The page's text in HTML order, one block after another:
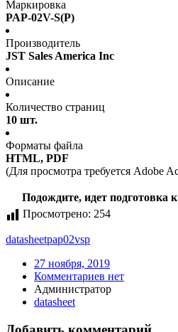
Маркировка
PAP-02V-S(P)
Производитель
JST Sales America Inc
Описание
Количество страниц
10 шт.
Форматы файла
HTML, PDF
(Для просмотра требуется Adobe
Подождите, идет подготовка
Просмотрено: 254
datasheetpap02vsp
27 ноября, 2019
Комментариев нет
Администратор
datasheet